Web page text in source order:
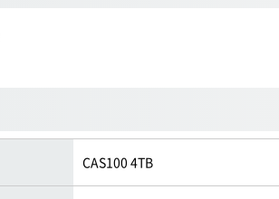
CAS100 4TB